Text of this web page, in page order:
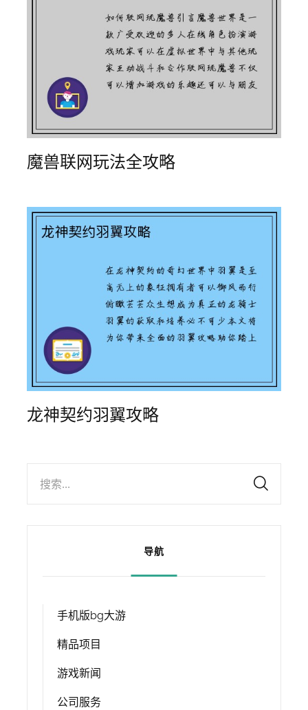
魔兽联网玩法全攻略
龙神契约羽翼攻略
搜索...
导航
手机版bg大游
精品项目
游戏新闻
公司服务